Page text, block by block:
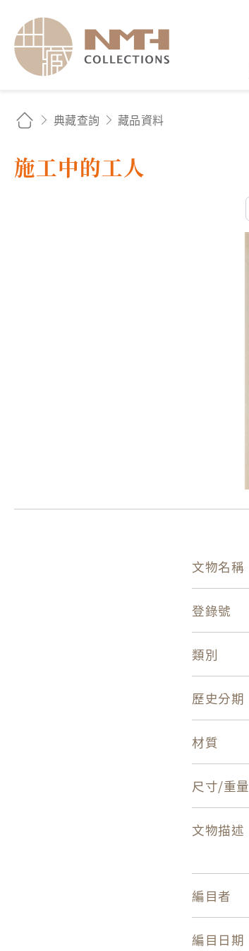
典藏查詢 藏品資料
施工中的工人
文物名稱
登錄號
類別
歷史分期
材質
尺寸/重量
文物描述
編目者
編目日期